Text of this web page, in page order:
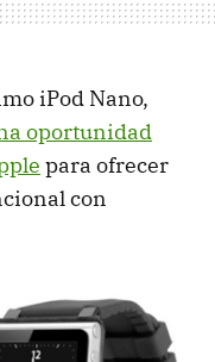
iPod Nano,
oportunidad
para ofrecer
con